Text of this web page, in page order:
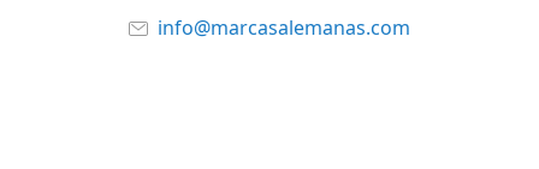
info@marcasalemanas.com